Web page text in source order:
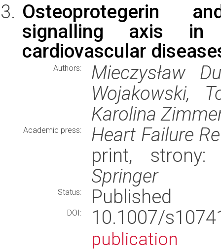
Osteoprotegerin and
signalling axis
cardiovascular
Authors:
Mieczysław
Wojakowski,
Karolina
Academic press:
Heart Failure
print,
Springer
Status: Published
DOI: 10.1007/
publication